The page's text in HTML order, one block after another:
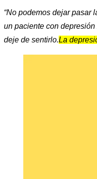
“No podemos dejar pasar
un paciente con
deje de sentirlo.La